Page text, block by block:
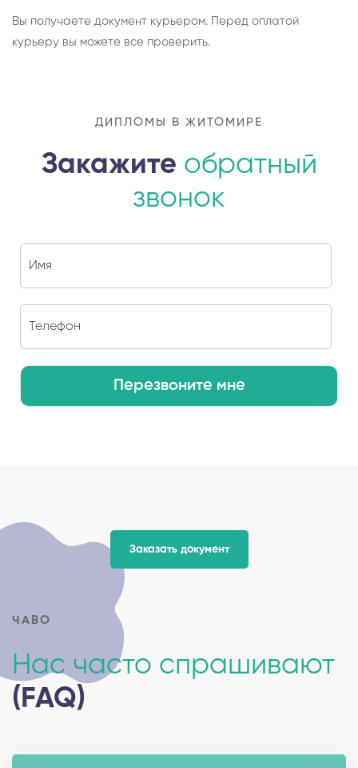
Вы получаете документ курьером. Перед оплатой
курьеру вы можете все проверить.
ДИПЛОМЫ В ЖИТОМИРЕ
Закажите обратный
звонок
Перезвоните мне
Заказать документ
ЧАВО
Нас часто спрашивают
(FAQ)